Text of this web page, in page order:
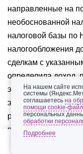
направленные на
необоснованной
налоговой базы
налогообложения
сделкам с
определила доход,
этим сделкам
элементов метода
расчета
взаимозависимого
На нашем сайте
системы
соглашаетесьна
помощи cookie-
персональных
обработки
Подробнее